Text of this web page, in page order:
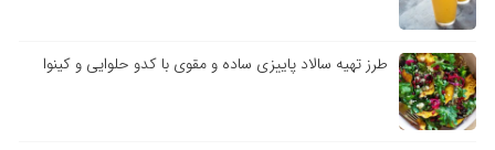
طرز تهیه سالاد پاییزی ساده و مقوی با کدو حلوایی و کینوا